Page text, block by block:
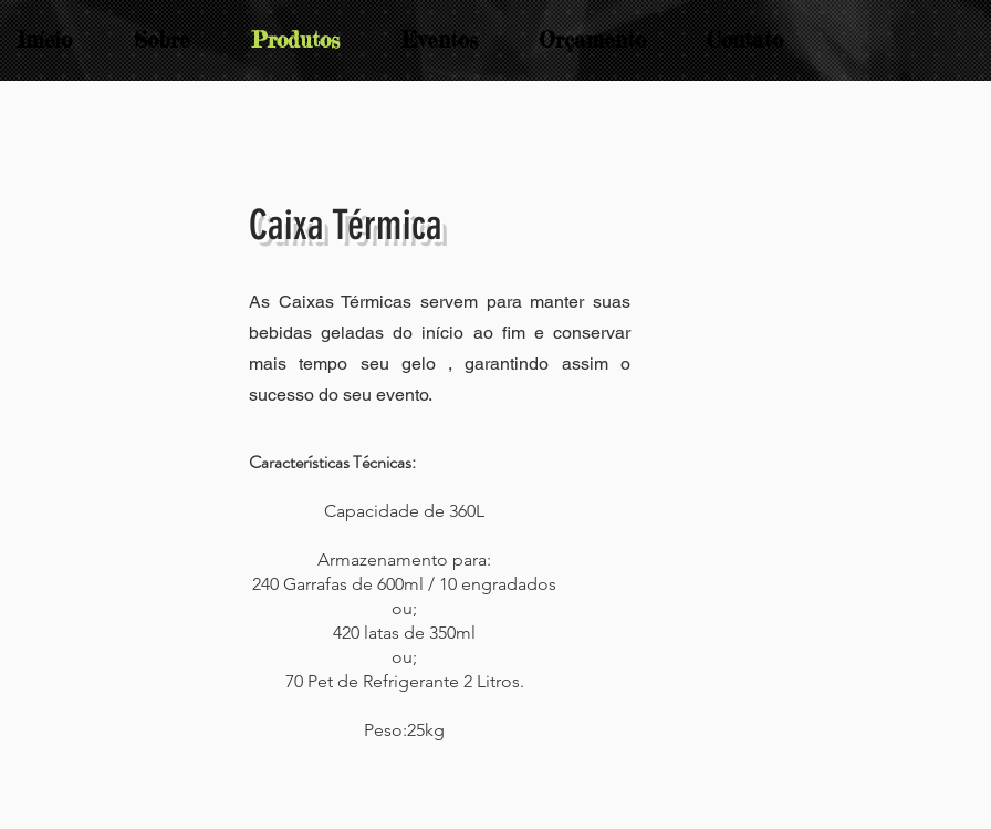
Início Sobre Produtos Eventos Orçamento Contato
Caixa Térmica
As Caixas Térmicas servem para manter suas
bebidas geladas do início ao fim e conservar
mais tempo seu gelo , garantindo assim o
sucesso do seu evento.
Características Técnicas:
Capacidade de 360L
Armazenamento para:
240 Garrafas de 600ml / 10 engradados
ou;
420 latas de 350ml
ou;
70 Pet de Refrigerante 2 Litros.
Peso:25kg